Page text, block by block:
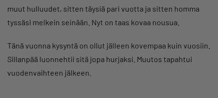
muut hulluudet, sitten täysiä pari vuotta ja sitten homma
tyssäsi melkein seinään. Nyt on taas kovaa nousua.
Tänä vuonna kysyntä on ollut jälleen kovempaa kuin vuosiin.
Sillanpää luonnehtii sitä jopa hurjaksi. Muutos tapahtui
vuodenvaihteen jälkeen.